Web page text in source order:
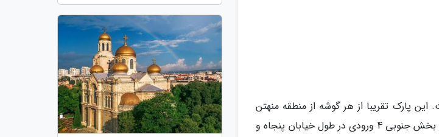
به روی عموم باز است. این پارک تقریبا از هر گوشه از منطقه منهتن
درهای ورود و خروج قابل دسترسی در اختیار علاقه مندان می گذارد. در انتهای بخش جنوبی 4 ورودی در طول خیابان پنجاه و